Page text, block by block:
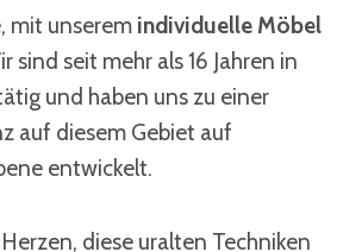
mit unserem individuelle Möbel
sind seit mehr als 16 Jahren in
und haben uns zu einer
auf diesem Gebiet auf
entwickelt.
diese uralten Techniken